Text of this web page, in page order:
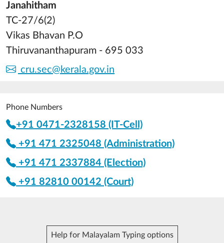
Janahitham
TC-27/6(2)
Vikas Bhavan P.O
Thiruvananthapuram - 695 033
cru.sec@kerala.gov.in
Phone Numbers
+91 0471-2328158 (IT-Cell)
+91 471 2325048 (Administration)
+91 471 2337884 (Election)
+91 82810 00142 (Court)
Help for Malayalam Typing options